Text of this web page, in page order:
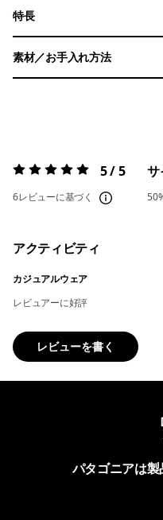
特長
素材／お手入れ方法
評価:5 / 5 5 / 5
6レビューに基づく
サ
アクティビティ
カジュアルウェア
レビュアーに好評
レビューを書く
パタゴニアは製